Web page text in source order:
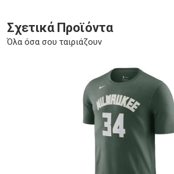
Σχετικά Προϊόντα
Όλα όσα σου ταιριάζουν